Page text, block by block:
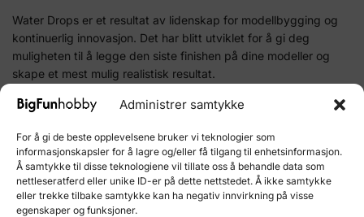
Administrer samtykke
For å gi de beste opplevelsene bruker vi teknologier som
informasjonskapsler for å lagre og/eller få tilgang til enhetsinformasjon.
Å samtykke til disse teknologiene vil tillate oss å behandle data som
nettleseratferd eller unike ID-er på dette nettstedet. Å ikke samtykke
eller trekke tilbake samtykke kan ha negativ innvirkning på visse
egenskaper og funksjoner.
Water Drops er et resultat av lidenskap for modellbygging og
kontinuerlig innovasjon. Det har blitt utviklet for å gi deg
muligheten til å legge den siste finishen på dine modeller og
skape et mest mulig realistisk resultat.
Ikke nøl med å ta dine modeller til neste nivå. Bestill Water
byggesett til mesterverk. Se hele vårt brede utvalg av
modellbyggingsprodukter for å finne alt du trenger for ditt
neste prosjekt.